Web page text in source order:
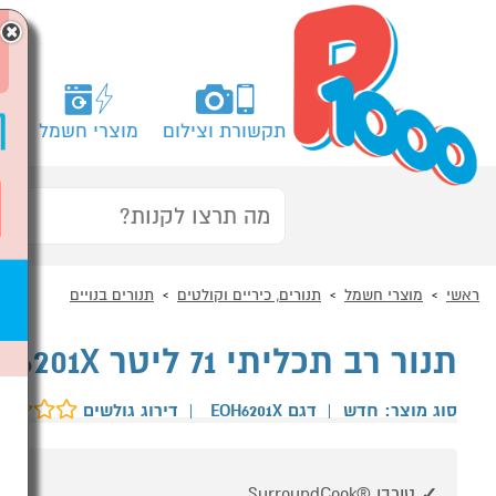
תקשורת וצילום מוצרי חשמל
ראשי מוצרי חשמל תנורים, כיריים וקולטים תנורים בנויים
תנור רב תכליתי 71 ליטר Electrolux EOH6201X נירוסטה
סוג מוצר: חדש | דגם EOH6201X | דירוג גולשים
×